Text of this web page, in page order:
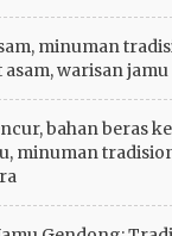
minuman
warisan
bahan beras
minuman